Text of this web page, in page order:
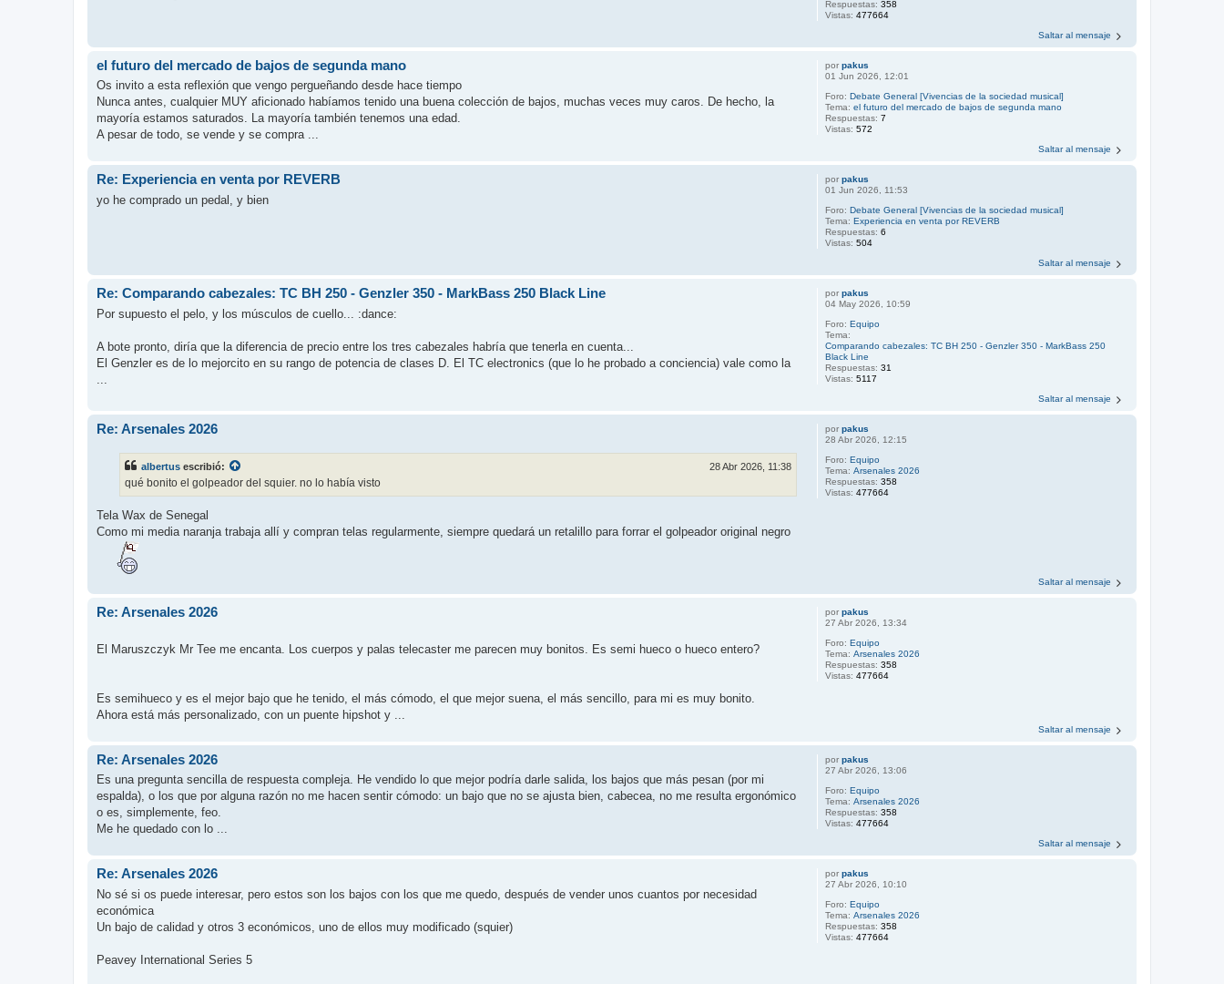
Respuestas:358
Vistas:477664
Saltar al mensaje
porpakus
01 Jun 2026, 12:01
Foro:Debate General [Vivencias de la sociedad musical]
Tema:el futuro del mercado de bajos de segunda mano
Respuestas:7
Vistas:572
el futuro del mercado de bajos de segunda mano
Os invito a esta reflexión que vengo pergueñando desde hace tiempo
Nunca antes, cualquier MUY aficionado habíamos tenido una buena colección de bajos, muchas veces muy caros. De hecho, la
mayoría estamos saturados. La mayoría también tenemos una edad.
A pesar de todo, se vende y se compra ...
Saltar al mensaje
porpakus
01 Jun 2026, 11:53
Foro:Debate General [Vivencias de la sociedad musical]
Tema:Experiencia en venta por REVERB
Respuestas:6
Vistas:504
Re: Experiencia en venta por REVERB
yo he comprado un pedal, y bien
Saltar al mensaje
porpakus
04 May 2026, 10:59
Foro:Equipo
Tema:
Comparando cabezales: TC BH 250 - Genzler 350 - MarkBass 250
Black Line
Respuestas:31
Vistas:5117
Re: Comparando cabezales: TC BH 250 - Genzler 350 - MarkBass 250 Black Line
Por supuesto el pelo, y los músculos de cuello... :dance:
A bote pronto, diría que la diferencia de precio entre los tres cabezales habría que tenerla en cuenta...
El Genzler es de lo mejorcito en su rango de potencia de clases D. El TC electronics (que lo he probado a conciencia) vale como la
Saltar al mensaje
porpakus
28 Abr 2026, 12:15
Foro:Equipo
Tema:Arsenales 2026
Respuestas:358
Vistas:477664
Re: Arsenales 2026
albertus escribió: 28 Abr 2026, 11:38
qué bonito el golpeador del squier. no lo había visto
Tela Wax de Senegal
Como mi media naranja trabaja allí y compran telas regularmente, siempre quedará un retalillo para forrar el golpeador original negro
Saltar al mensaje
porpakus
27 Abr 2026, 13:34
Foro:Equipo
Tema:Arsenales 2026
Respuestas:358
Vistas:477664
Re: Arsenales 2026
El Maruszczyk Mr Tee me encanta. Los cuerpos y palas telecaster me parecen muy bonitos. Es semi hueco o hueco entero?
Es semihueco y es el mejor bajo que he tenido, el más cómodo, el que mejor suena, el más sencillo, para mi es muy bonito.
Ahora está más personalizado, con un puente hipshot y ...
Saltar al mensaje
porpakus
27 Abr 2026, 13:06
Foro:Equipo
Tema:Arsenales 2026
Respuestas:358
Vistas:477664
Re: Arsenales 2026
Es una pregunta sencilla de respuesta compleja. He vendido lo que mejor podría darle salida, los bajos que más pesan (por mi
espalda), o los que por alguna razón no me hacen sentir cómodo: un bajo que no se ajusta bien, cabecea, no me resulta ergonómico
o es, simplemente, feo.
Me he quedado con lo ...
Saltar al mensaje
porpakus
27 Abr 2026, 10:10
Foro:Equipo
Tema:Arsenales 2026
Respuestas:358
Vistas:477664
Re: Arsenales 2026
No sé si os puede interesar, pero estos son los bajos con los que me quedo, después de vender unos cuantos por necesidad
económica
Un bajo de calidad y otros 3 económicos, uno de ellos muy modificado (squier)
Peavey International Series 5